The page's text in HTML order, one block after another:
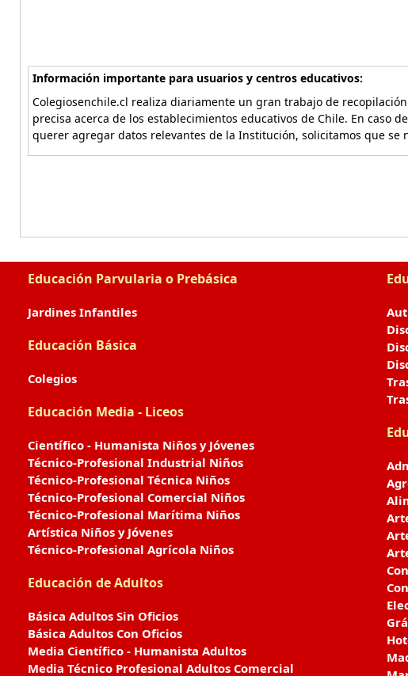
Información importante para usuarios y centros educativos:
Colegiosenchile.cl realiza diariamente un gran trabajo de
precisa acerca de los establecimientos educativos de Chile. En caso
querer agregar datos relevantes de la Institución, solicitamos que se
Educación Parvularia o Prebásica
Jardines Infantiles
Educación Básica
Colegios
Educación Media - Liceos
Científico - Humanista Niños y Jóvenes
Técnico-Profesional Industrial Niños
Técnico-Profesional Técnica Niños
Técnico-Profesional Comercial Niños
Técnico-Profesional Marítima Niños
Artística Niños y Jóvenes
Técnico-Profesional Agrícola Niños
Educación de Adultos
Básica Adultos Sin Oficios
Básica Adultos Con Oficios
Media Científico - Humanista Adultos
Media Técnico Profesional Adultos Comercial